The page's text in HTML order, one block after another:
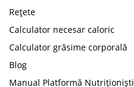
Rețete
Calculator necesar caloric
Calculator grăsime corporală
Blog
Manual Platformă Nutriționiști